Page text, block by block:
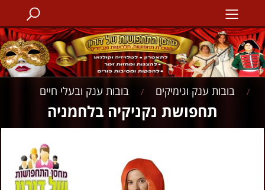
/ בובות ענק וגימיקים / בובות ענק ובעלי חיים
תחפושת נקניקיה בלחמניה